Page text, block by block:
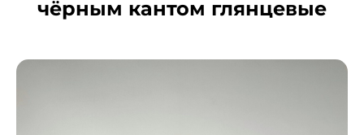
чёрным кантом глянцевые